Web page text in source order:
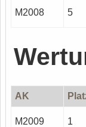
M2008 5
AK
M2009 1